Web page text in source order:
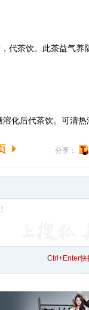
茶饮。此茶益气养
后代茶饮。可清热
分享：
Ctrl+Enter快